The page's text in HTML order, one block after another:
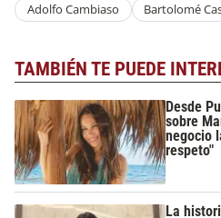
Adolfo Cambiaso Bartolomé
TAMBIÉN TE PUEDE
Desde
sobre
negocio
respeto"
La